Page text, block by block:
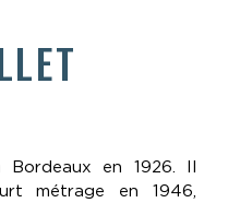
en 1926. Il
métrage en 1946,